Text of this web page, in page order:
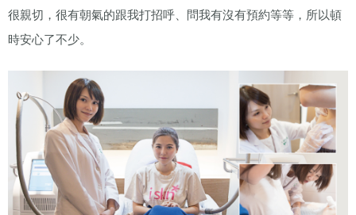
很親切，很有朝氣的跟我打招呼、問我有沒有預約等等，所以頓
時安心了不少。